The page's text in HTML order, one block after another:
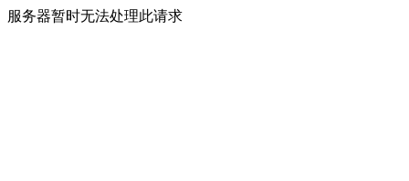
服务器暂时无法处理此请求